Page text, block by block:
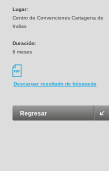
Lugar:
Centro de Convenciones Cartagena de
Indias
Duración:
6 meses
Descargar resultado de búsqueda
Regresar